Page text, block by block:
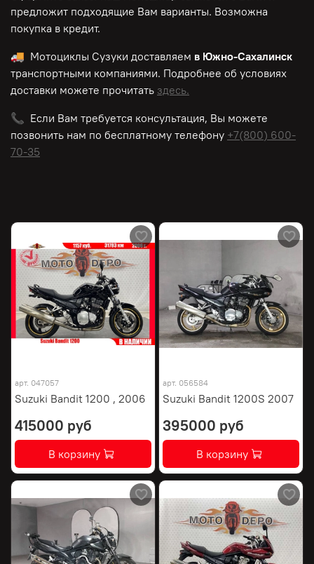
предложит подходящие Вам варианты. Возможна
покупка в кредит.
🚚 Мотоциклы Сузуки доставляем в Южно-Сахалинск
транспортными компаниями. Подробнее об условиях
доставки можете прочитать здесь.
📞 Если Вам требуется консультация, Вы можете
позвонить нам по бесплатному телефону +7(800) 600-
70-35
арт. 047057
Suzuki Bandit 1200 , 2006
415000 руб
В корзину
арт. 056584
Suzuki Bandit 1200S 2007
395000 руб
В корзину